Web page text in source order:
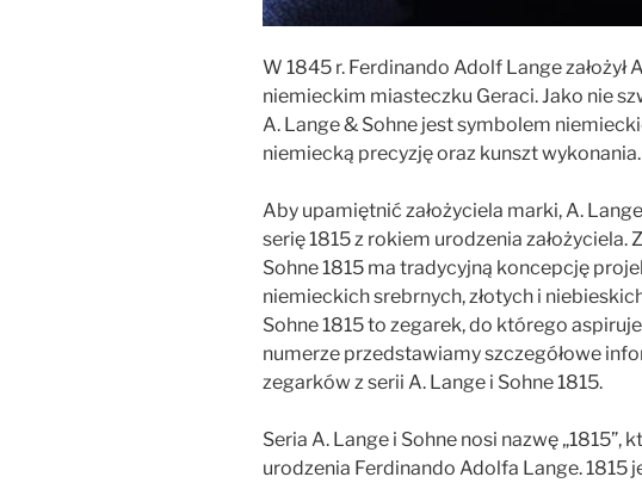
W 1845 r. Ferdinando Adolf Lange założył
niemieckim miasteczku Geraci. Jako nie
A. Lange & Sohne jest symbolem
niemiecką precyzję oraz kunszt wykonania.
Aby upamiętnić założyciela marki, A.
serię 1815 z rokiem urodzenia założyciela.
Sohne 1815 ma tradycyjną koncepcję
niemieckich srebrnych, złotych i
Sohne 1815 to zegarek, do którego
numerze przedstawiamy szczegółowe
zegarków z serii A. Lange i Sohne 1815.
Seria A. Lange i Sohne nosi nazwę „1815”,
urodzenia Ferdinando Adolfa Lange. 1815